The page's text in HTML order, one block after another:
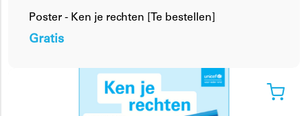
Poster - Ken je rechten [Te bestellen]
Gratis